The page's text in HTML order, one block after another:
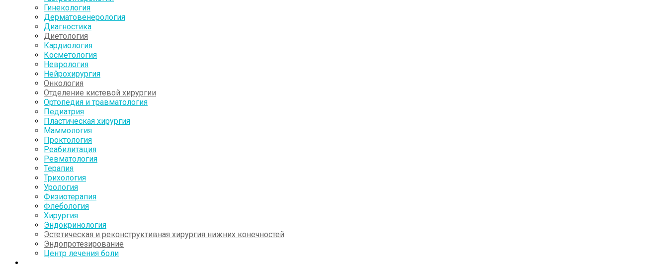
Гинекология
Дерматовенерология
Диагностика
Диетология
Кардиология
Косметология
Неврология
Нейрохирургия
Онкология
Отделение кистевой хирургии
Ортопедия и травматология
Педиатрия
Пластическая хирургия
Маммология
Проктология
Реабилитация
Ревматология
Терапия
Трихология
Урология
Физиотерапия
Флебология
Хирургия
Эндокринология
Эстетическая и реконструктивная хирургия нижних конечностей
Эндопротезирование
Центр лечения боли